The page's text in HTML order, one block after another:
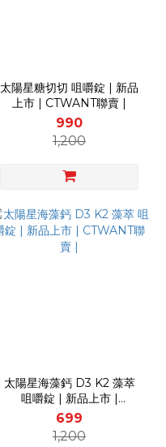
太陽星糖切切 咀嚼錠 | 新品
上市 | CTWANT聯賣 |
990
1,200
太陽星海藻鈣 D3 K2 藻萃
咀嚼錠 | 新品上市 |
CTWANT聯賣 |
699
1,200